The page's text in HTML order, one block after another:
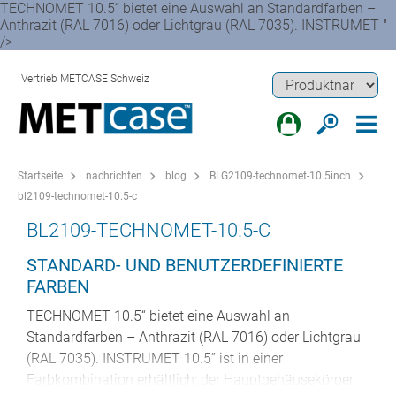
TECHNOMET 10.5“ bietet eine Auswahl an Standardfarben –
Anthrazit (RAL 7016) oder Lichtgrau (RAL 7035). INSTRUMET "
/>
Vertrieb METCASE Schweiz
Startseite nachrichten blog
BLG2109-technomet-10.5inch
bl2109-technomet-10.5-c
BL2109-TECHNOMET-10.5-C
STANDARD- UND BENUTZERDEFINIERTE
FARBEN
TECHNOMET 10.5“ bietet eine Auswahl an
Standardfarben – Anthrazit (RAL 7016) oder Lichtgrau
(RAL 7035). INSTRUMET 10.5” ist in einer
Farbkombination erhältlich: der Hauptgehäusekörper